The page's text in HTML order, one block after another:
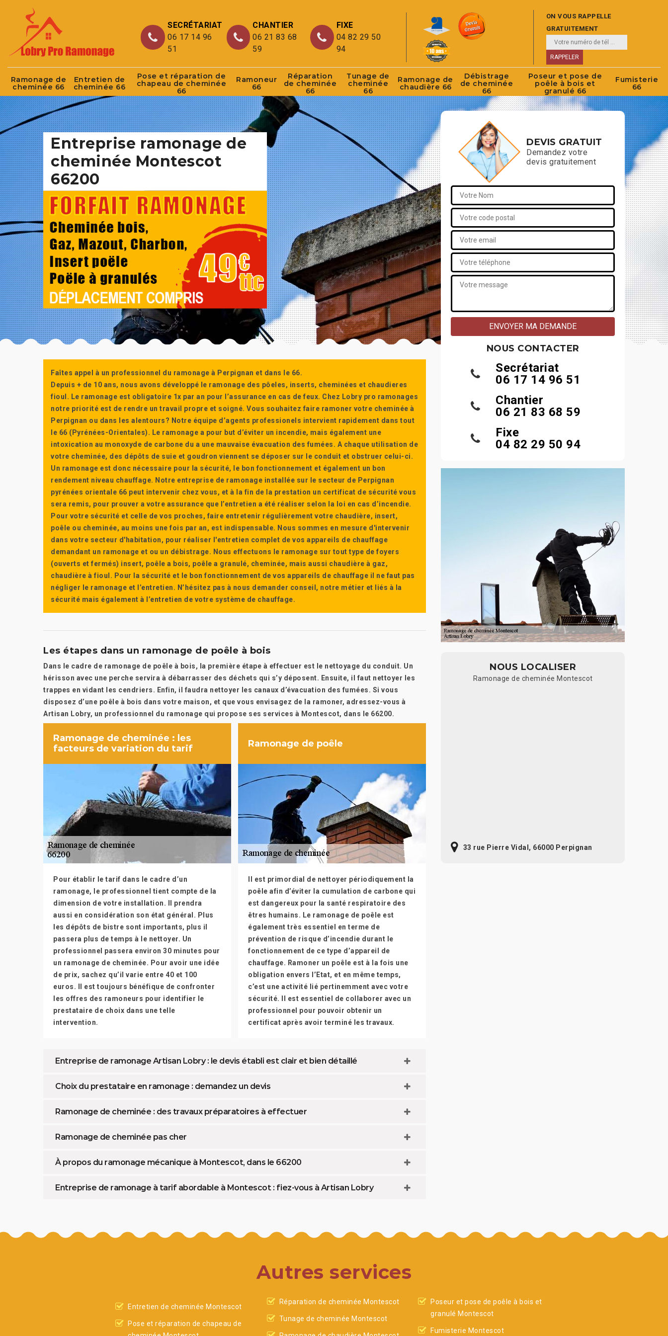
SECRÉTARIAT
06 17 14 96
51
CHANTIER
06 21 83 68
59
FIXE
04 82 29 50
94
ON VOUS RAPPELLE
GRATUITEMENT
Ramonage de
cheminée 66
Entretien de
cheminée 66
Pose et réparation de
chapeau de cheminée
66
Ramoneur
66
Réparation
de cheminée
66
Tunage de
cheminée
66
Ramonage de
chaudière 66
Débistrage
de cheminée
66
Poseur et pose de
poêle à bois et
granulé 66
Fumisterie
66
Entreprise ramonage de
cheminée Montescot
66200
Faîtes appel à un professionnel du ramonage à Perpignan et dans le 66.
Depuis + de 10 ans, nous avons développé le ramonage des pôeles, inserts, cheminées et chaudieres
fioul. Le ramonage est obligatoire 1x par an pour l’assurance en cas de feux. Chez Lobry pro ramonages
notre priorité est de rendre un travail propre et soigné. Vous souhaitez faire ramoner votre cheminée à
Perpignan ou dans les alentours? Notre équipe d’agents professionels intervient rapidement dans tout
le 66 (Pyrénées-Orientales). Le ramonage a pour but d’éviter un incendie, mais également une
intoxication au monoxyde de carbone du a une mauvaise évacuation des fumées. A chaque utilisation de
votre cheminée, des dépôts de suie et goudron viennent se déposer sur le conduit et obstruer celui-ci.
Un ramonage est donc nécessaire pour la sécurité, le bon fonctionnement et également un bon
rendement niveau chauffage. Notre entreprise de ramonage installée sur le secteur de Perpignan
pyrénées orientale 66 peut intervenir chez vous, et à la fin de la prestation un certificat de sécurité vous
sera remis, pour prouver a votre assurance que l’entretien a été réaliser selon la loi en cas d’incendie.
Pour votre sécurité et celle de vos proches, faire entretenir régulièrement votre chaudière, insert,
poêle ou cheminée, au moins une fois par an, est indispensable. Nous sommes en mesure d'intervenir
dans votre secteur d'habitation, pour réaliser l'entretien complet de vos appareils de chauffage
demandant un ramonage et ou un débistrage. Nous effectuons le ramonage sur tout type de foyers
(ouverts et fermés) insert, poêle a bois, poêle a granulé, cheminée, mais aussi chaudière à gaz,
chaudière à fioul. Pour la sécurité et le bon fonctionnement de vos appareils de chauffage il ne faut pas
négliger le ramonage et l’entretien. N’hésitez pas à nous demander conseil, notre métier et liés à la
sécurité mais également à l’entretien de votre système de chauffage.
Les étapes dans un ramonage de poêle à bois
Dans le cadre de ramonage de poêle à bois, la première étape à effectuer est le nettoyage du conduit. Un
hérisson avec une perche servira à débarrasser des déchets qui s’y déposent. Ensuite, il faut nettoyer les
trappes en vidant les cendriers. Enfin, il faudra nettoyer les canaux d’évacuation des fumées. Si vous
disposez d’une poêle à bois dans votre maison, et que vous envisagez de la ramoner, adressez-vous à
Artisan Lobry, un professionnel du ramonage qui propose ses services à Montescot, dans le 66200.
Ramonage de cheminée : les
facteurs de variation du tarif
Pour établir le tarif dans le cadre d’un
ramonage, le professionnel tient compte de la
dimension de votre installation. Il prendra
aussi en considération son état général. Plus
les dépôts de bistre sont importants, plus il
passera plus de temps à le nettoyer. Un
professionnel passera environ 30 minutes pour
un ramonage de cheminée. Pour avoir une idée
de prix, sachez qu’il varie entre 40 et 100
euros. Il est toujours bénéfique de confronter
les offres des ramoneurs pour identifier le
prestataire de choix dans une telle
intervention.
Ramonage de poêle
Il est primordial de nettoyer périodiquement la
poêle afin d’éviter la cumulation de carbone qui
est dangereux pour la santé respiratoire des
êtres humains. Le ramonage de poêle est
également très essentiel en terme de
prévention de risque d’incendie durant le
fonctionnement de ce type d’appareil de
chauffage. Ramoner un poêle est à la fois une
obligation envers l’Etat, et en même temps,
c’est une activité lié pertinemment avec votre
sécurité. Il est essentiel de collaborer avec un
professionnel pour pouvoir obtenir un
certificat après avoir terminé les travaux.
Entreprise de ramonage Artisan Lobry : le devis établi est clair et bien détaillé
Choix du prestataire en ramonage : demandez un devis
Ramonage de cheminée : des travaux préparatoires à effectuer
Ramonage de cheminée pas cher
À propos du ramonage mécanique à Montescot, dans le 66200
Entreprise de ramonage à tarif abordable à Montescot : fiez-vous à Artisan Lobry
DEVIS GRATUIT
Demandez votre
devis gratuitement
NOUS CONTACTER
Secrétariat
06 17 14 96 51
Chantier
06 21 83 68 59
Fixe
04 82 29 50 94
NOUS LOCALISER
Ramonage de cheminée Montescot
33 rue Pierre Vidal, 66000 Perpignan
Autres services
Entretien de cheminée Montescot
Pose et réparation de chapeau de
Réparation de cheminée Montescot
Tunage de cheminée Montescot
Poseur et pose de poêle à bois et
granulé Montescot
Fumisterie Montescot